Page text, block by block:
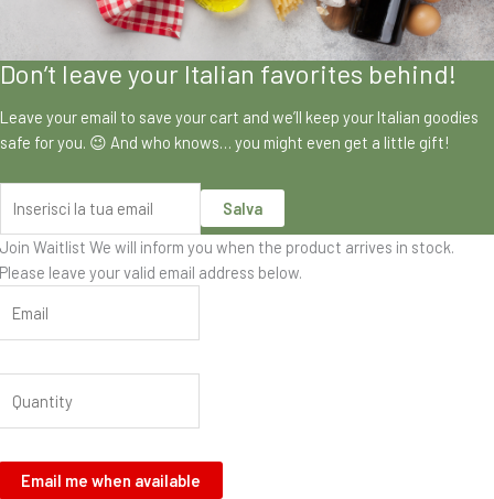
Don’t leave your Italian favorites behind!
Leave your email to save your cart and we’ll keep your Italian goodies
safe for you. 😉 And who knows… you might even get a little gift!
Salva
Join Waitlist We will inform you when the product arrives in stock.
Please leave your valid email address below.
Email me when available